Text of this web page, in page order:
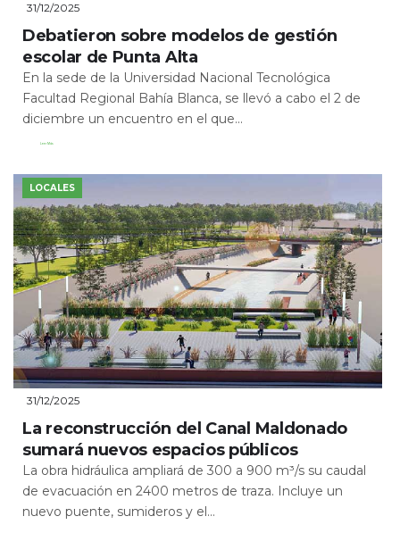
31/12/2025
Debatieron sobre modelos de gestión
escolar de Punta Alta
En la sede de la Universidad Nacional Tecnológica
Facultad Regional Bahía Blanca, se llevó a cabo el 2 de
diciembre un encuentro en el que...
Leer Más
LOCALES
31/12/2025
La reconstrucción del Canal Maldonado
sumará nuevos espacios públicos
La obra hidráulica ampliará de 300 a 900 m³/s su caudal
de evacuación en 2400 metros de traza. Incluye un
nuevo puente, sumideros y el...